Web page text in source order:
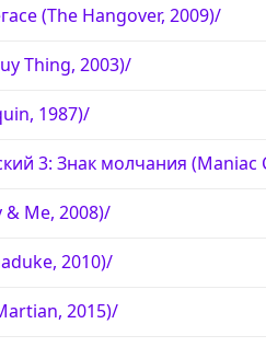
(The Hangover, 2009)/
Thing, 2003)/
1987)/
3: Знак молчания (Maniac
Me, 2008)/
2010)/
2015)/